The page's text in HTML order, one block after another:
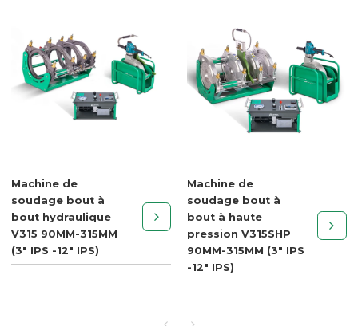
Machine de
soudage bout à
bout hydraulique
V315 90MM-315MM
(3" IPS -12" IPS)
Machine de
soudage bout à
bout à haute
pression V315SHP
90MM-315MM (3" IPS
-12" IPS)